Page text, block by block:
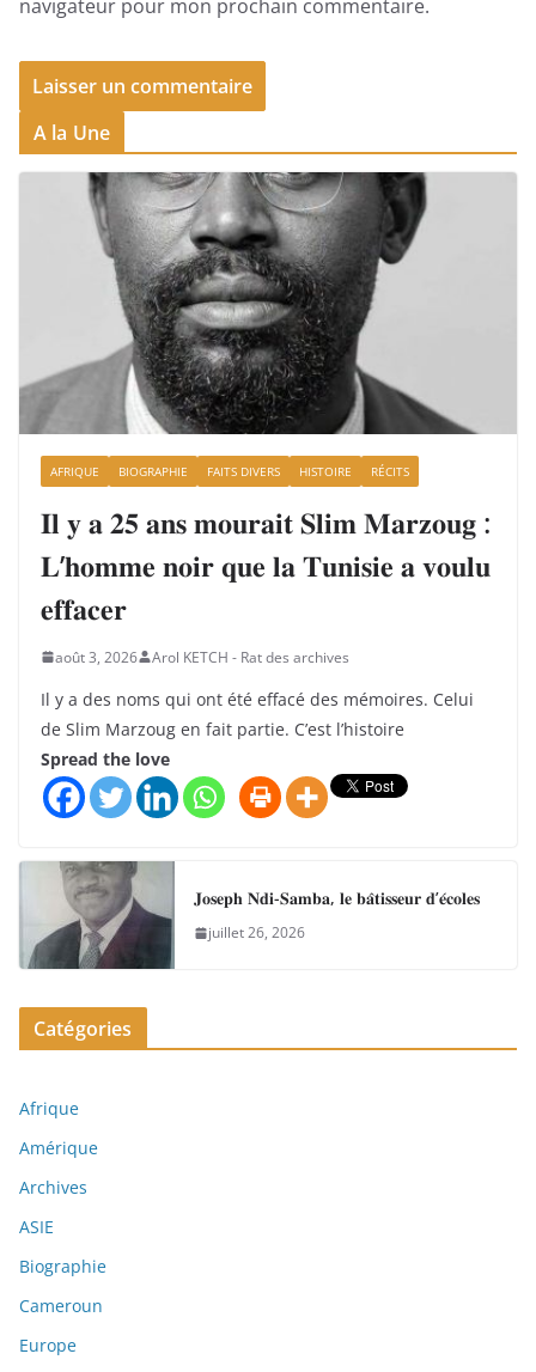
navigateur pour mon prochain commentaire.
A la Une
AFRIQUE BIOGRAPHIE FAITS DIVERS HISTOIRE RÉCITS
𝐈𝐥 𝐲 𝐚 𝟐𝟓 𝐚𝐧𝐬 𝐦𝐨𝐮𝐫𝐚𝐢𝐭 𝐒𝐥𝐢𝐦 𝐌𝐚𝐫𝐳𝐨𝐮𝐠 :
𝐋’𝐡𝐨𝐦𝐦𝐞 𝐧𝐨𝐢𝐫 𝐪𝐮𝐞 𝐥𝐚 𝐓𝐮𝐧𝐢𝐬𝐢𝐞 𝐚 𝐯𝐨𝐮𝐥𝐮
𝐞𝐟𝐟𝐚𝐜𝐞𝐫
août 3, 2026 Arol KETCH - Rat des archives
Il y a des noms qui ont été effacé des mémoires. Celui
de Slim Marzoug en fait partie. C’est l’histoire
Spread the love
𝐉𝐨𝐬𝐞𝐩𝐡 𝐍𝐝𝐢-𝐒𝐚𝐦𝐛𝐚, 𝐥𝐞 𝐛𝐚̂𝐭𝐢𝐬𝐬𝐞𝐮𝐫 𝐝’𝐞́𝐜𝐨𝐥𝐞𝐬
juillet 26, 2026
Catégories
Afrique
Amérique
Archives
ASIE
Biographie
Cameroun
Europe